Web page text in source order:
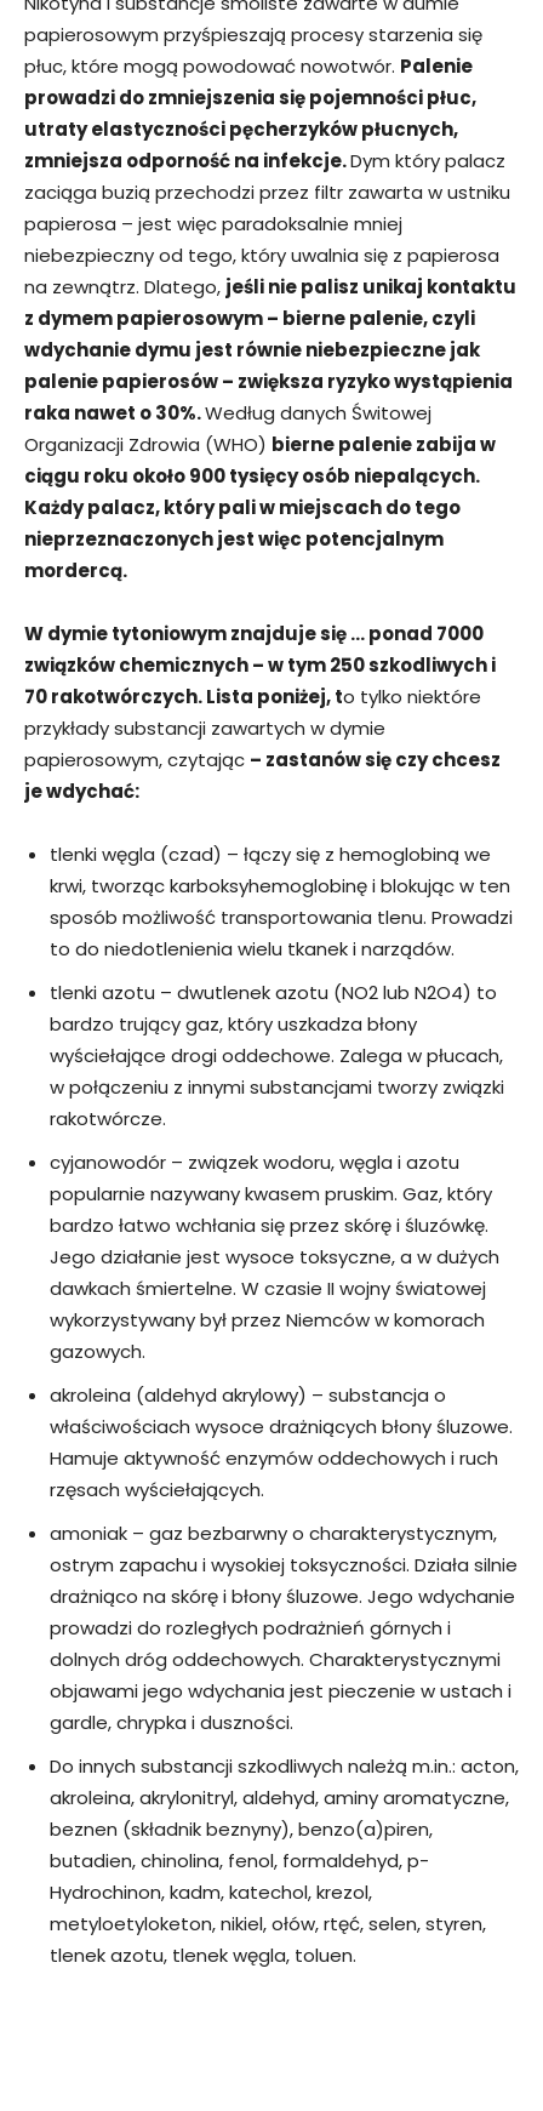
papierosowym przyśpieszają procesy starzenia się
płuc, które mogą powodować nowotwór. Palenie
prowadzi do zmniejszenia się pojemności płuc,
utraty elastyczności pęcherzyków płucnych,
zmniejsza odporność na infekcje.Dym który palacz
zaciąga buzią przechodzi przez filtr zawarta w ustniku
papierosa – jest więc paradoksalnie mniej
niebezpieczny od tego, który uwalnia się z papierosa
na zewnątrz. Dlatego, jeśli nie palisz unikaj kontaktu
z dymem papierosowym – bierne palenie, czyli
wdychanie dymu jest równie niebezpieczne jak
palenie papierosów – zwiększa ryzyko wystąpienia
raka nawet o 30%.Według danych Świtowej
Organizacji Zdrowia (WHO) bierne palenie zabija w
ciągu roku około 900 tysięcy osób niepalących.
Każdy palacz, który pali w miejscach do tego
nieprzeznaczonych jest więc potencjalnym
mordercą.
W dymie tytoniowym znajduje się … ponad 7000
związków chemicznych – w tym 250 szkodliwych i
70 rakotwórczych. Lista poniżej, to tylko niektóre
przykłady substancji zawartych w dymie
papierosowym, czytając – zastanów się czy chcesz
je wdychać:
tlenki węgla (czad) – łączy się z hemoglobiną we
krwi, tworząc karboksyhemoglobinę i blokując w ten
sposób możliwość transportowania tlenu. Prowadzi
to do niedotlenienia wielu tkanek i narządów.
tlenki azotu – dwutlenek azotu (NO2 lub N2O4) to
bardzo trujący gaz, który uszkadza błony
wyściełające drogi oddechowe. Zalega w płucach,
w połączeniu z innymi substancjami tworzy związki
rakotwórcze.
cyjanowodór – związek wodoru, węgla i azotu
popularnie nazywany kwasem pruskim. Gaz, który
bardzo łatwo wchłania się przez skórę i śluzówkę.
Jego działanie jest wysoce toksyczne, a w dużych
dawkach śmiertelne. W czasie II wojny światowej
wykorzystywany był przez Niemców w komorach
gazowych.
akroleina (aldehyd akrylowy) – substancja o
właściwościach wysoce drażniących błony śluzowe.
Hamuje aktywność enzymów oddechowych i ruch
rzęsach wyściełających.
amoniak – gaz bezbarwny o charakterystycznym,
ostrym zapachu i wysokiej toksyczności. Działa silnie
drażniąco na skórę i błony śluzowe. Jego wdychanie
prowadzi do rozległych podrażnień górnych i
dolnych dróg oddechowych. Charakterystycznymi
objawami jego wdychania jest pieczenie w ustach i
gardle, chrypka i duszności.
Do innych substancji szkodliwych należą m.in.: acton,
akroleina, akrylonitryl, aldehyd, aminy aromatyczne,
beznen (składnik beznyny), benzo(a)piren,
butadien, chinolina, fenol, formaldehyd, p-
Hydrochinon, kadm, katechol, krezol,
metyloetyloketon, nikiel, ołów, rtęć, selen, styren,
tlenek azotu, tlenek węgla, toluen.